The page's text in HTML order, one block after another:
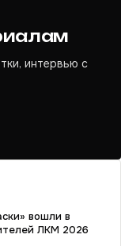
интервью с
вошли в
ЛКМ 2026